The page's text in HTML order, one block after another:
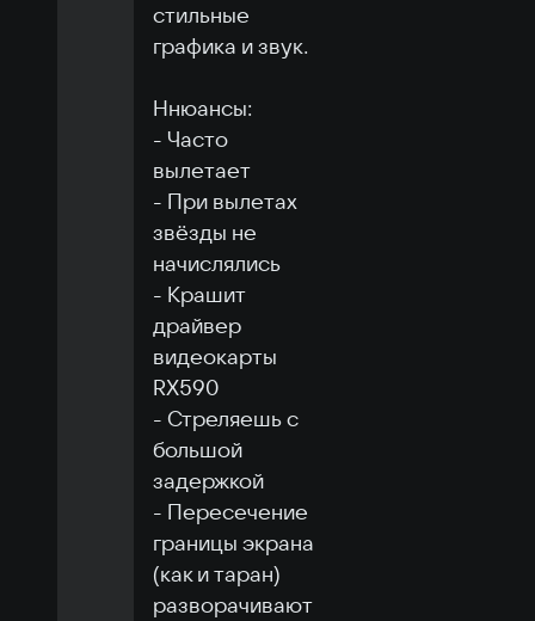
стильные
графика и звук.
Ннюансы:
- Часто
вылетает
- При вылетах
звёзды не
начислялись
- Крашит
драйвер
видеокарты
RX590
- Стреляешь с
большой
задержкой
- Пересечение
границы экрана
(как и таран)
разворачивают